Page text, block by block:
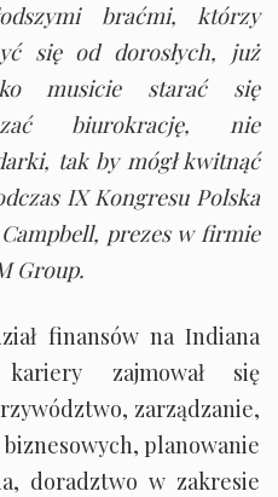
braćmi, którzy
się od dorosłych, już
musicie starać się
biurokrację, nie
tak by mógł kwitnąć
IX Kongresu Polska
prezes w firmie
Group.
finansów na Indiana
zajmował się
zarządzanie,
planowanie
doradztwo w zakresie